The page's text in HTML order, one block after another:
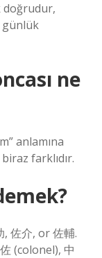
doğrudur,
günlük
ne
anlamına
farklıdır.
佐介, or 佐輔.
(colonel), 中